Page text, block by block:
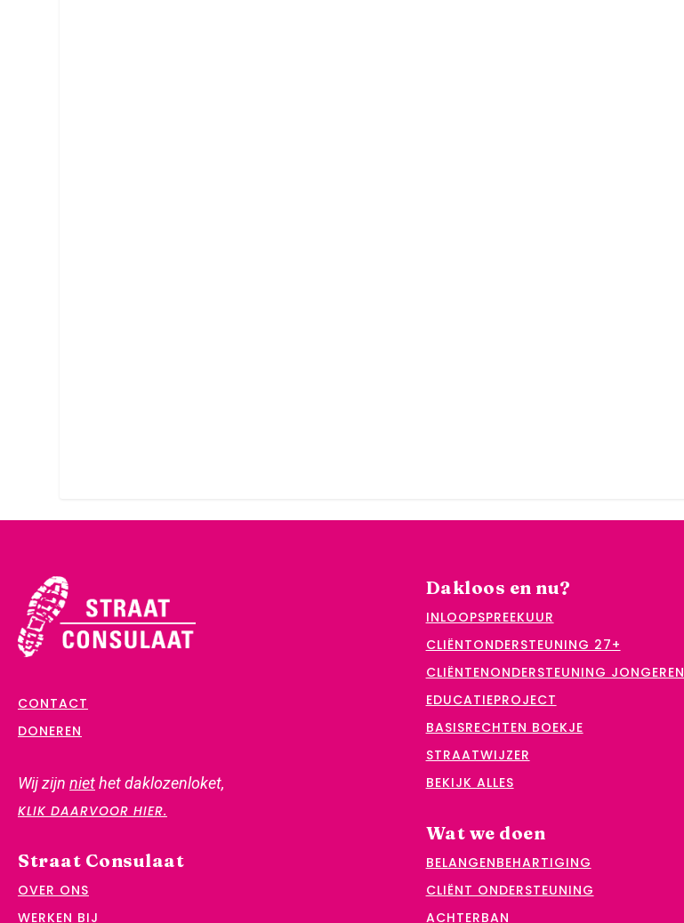
CONTACT
DONEREN
Wij zijn niethet daklozenloket,
KLIK DAARVOOR HIER.
Straat Consulaat
OVER ONS
WERKEN BIJ
Dakloos en nu?
INLOOPSPREEKUUR
CLIËNTONDERSTEUNING 27+
CLIËNTENONDERSTEUNING JONGEREN
EDUCATIEPROJECT
BASISRECHTEN BOEKJE
STRAATWIJZER
BEKIJK ALLES
Wat we doen
BELANGENBEHARTIGING
CLIËNT ONDERSTEUNING
ACHTERBAN